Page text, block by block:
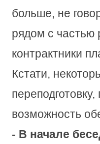
больше, не
рядом с частью
контрактники
Кстати,
возможность
- В начале